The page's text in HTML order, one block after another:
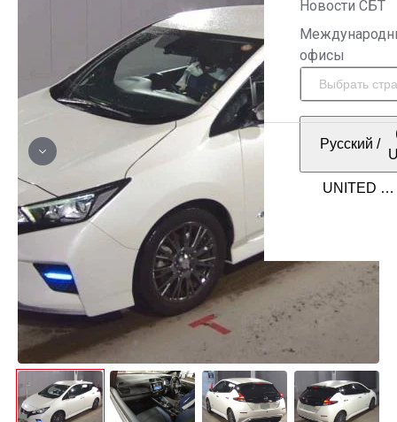
Новости СБТ
офисы
Русский /